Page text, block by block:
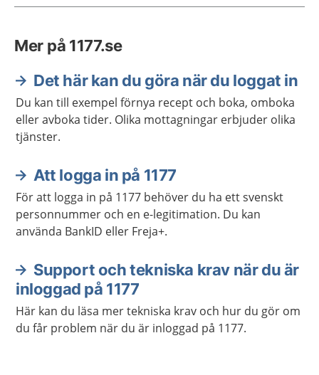
Mer på 1177.se
Det här kan du göra när du loggat in
Du kan till exempel förnya recept och boka, omboka
eller avboka tider. Olika mottagningar erbjuder olika
tjänster.
Att logga in på 1177
För att logga in på 1177 behöver du ha ett svenskt
personnummer och en e-legitimation. Du kan
använda BankID eller Freja+.
Support och tekniska krav när du är
inloggad på 1177
Här kan du läsa mer tekniska krav och hur du gör om
du får problem när du är inloggad på 1177.